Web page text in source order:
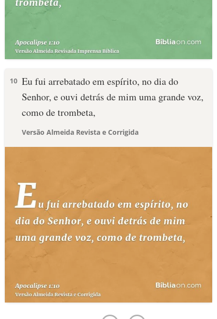
10 Eu fui arrebatado em espírito, no dia do
Senhor, e ouvi detrás de mim uma grande voz,
como de trombeta,
Versão Almeida Revista e Corrigida